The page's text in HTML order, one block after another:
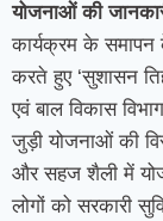
योजनाओं की
कार्यक्रम के समापन
करते हुए ‘सुशासन
एवं बाल विकास
जुड़ी योजनाओं की
और सहज शैली में
लोगों को सरकारी